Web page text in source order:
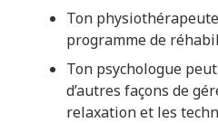
Ton
programme de
Ton psychologue
d’autres façons de
relaxation et les